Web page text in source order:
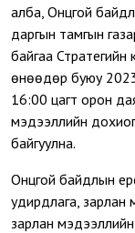
алба, Онцгой
даргын тамгын
байгаа
өнөөдөр буюу
16:00 цагт орон
мэдээллийн
байгуулна.
Онцгой байдлын
удирдлага, зарлан
зарлан